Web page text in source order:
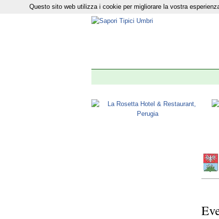
Il nostro
Questo sito web utilizza i cookie per migliorare la vostra